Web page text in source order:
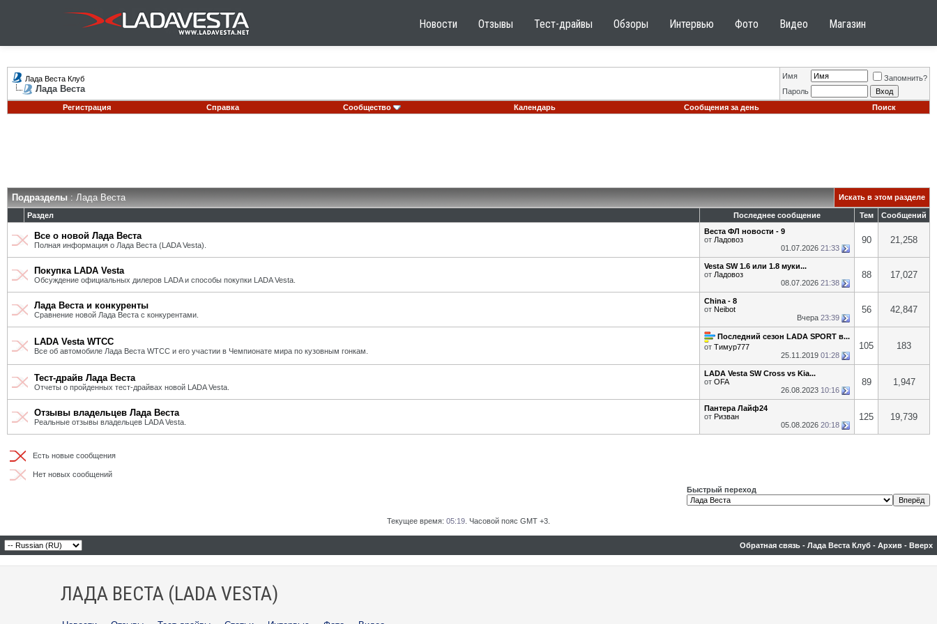
Новости Отзывы Тест-драйвы Обзоры Интервью Фото Видео Магазин
Лада Веста Клуб
Лада Веста
Имя
Запомнить?
Пароль
Регистрация
Справка Сообщество Календарь Сообщения за день Поиск
Подразделы: Лада Веста Искать в этом разделе
Раздел Последнее сообщение Тем Сообщений
Все о новой Лада Веста
Полная информация о Лада Веста (LADA Vesta).
Веста ФЛ новости - 9
от Ладовоз
01.07.2026 21:33
90 21,258
Покупка LADA Vesta
Обсуждение официальных дилеров LADA и способы покупки LADA Vesta.
Vesta SW 1.6 или 1.8 муки...
от Ладовоз
08.07.2026 21:38
88 17,027
Лада Веста и конкуренты
Сравнение новой Лада Веста с конкурентами.
China - 8
от Neibot
Вчера 23:39
56 42,847
LADA Vesta WTCC
Все об автомобиле Лада Веста WTCC и его участии в Чемпионате мира по кузовным гонкам.
Последний сезон LADA SPORT в...
от Тимур777
25.11.2019 01:28
105 183
Тест-драйв Лада Веста
Отчеты о пройденных тест-драйвах новой LADA Vesta.
LADA Vesta SW Cross vs Kia...
от OFA
26.08.2023 10:16
89 1,947
Отзывы владельцев Лада Веста
Реальные отзывы владельцев LADA Vesta.
Пантера Лайф24
от Ризван
05.08.2026 20:18
125 19,739
Есть новые сообщения
Нет новых сообщений
Быстрый переход
Текущее время: 05:19 . Часовой пояс GMT +3.
Обратная связь - Лада Веста Клуб - Архив - Вверх
ЛАДА ВЕСТА (LADA VESTA)